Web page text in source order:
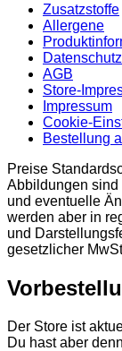
Zusatzstoffe
Allergene
Datenschutz
AGB
Store-
Impressum
Cookie-
Bestellung
Preise
Abbildungen sind
und eventuelle
werden aber in
und
gesetzlicher
Der Store ist
Du hast aber